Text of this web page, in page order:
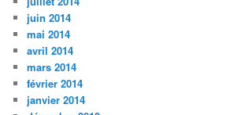
juin 2014
mai 2014
avril 2014
mars 2014
février 2014
janvier 2014